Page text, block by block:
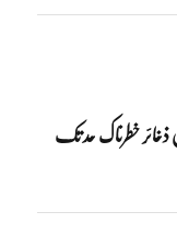
خطرناک حد تک